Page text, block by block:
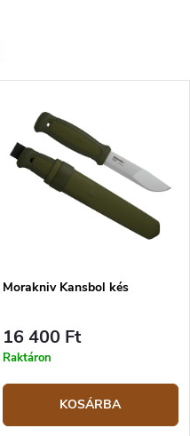
Morakniv Kansbol kés
16 400 Ft
Raktáron
KOSÁRBA